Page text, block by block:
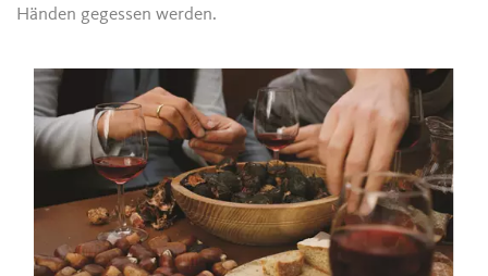
Händen gegessen werden.